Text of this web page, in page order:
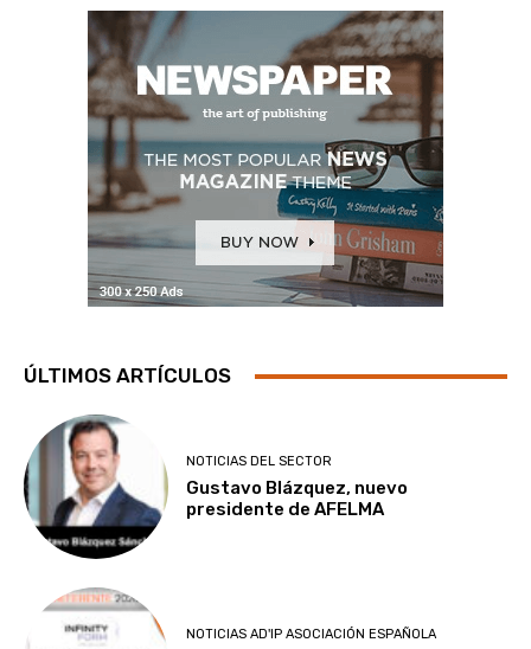
ÚLTIMOS ARTÍCULOS
NOTICIAS DEL SECTOR
Gustavo Blázquez, nuevo
presidente de AFELMA
NOTICIAS AD'IP ASOCIACIÓN ESPAÑOLA